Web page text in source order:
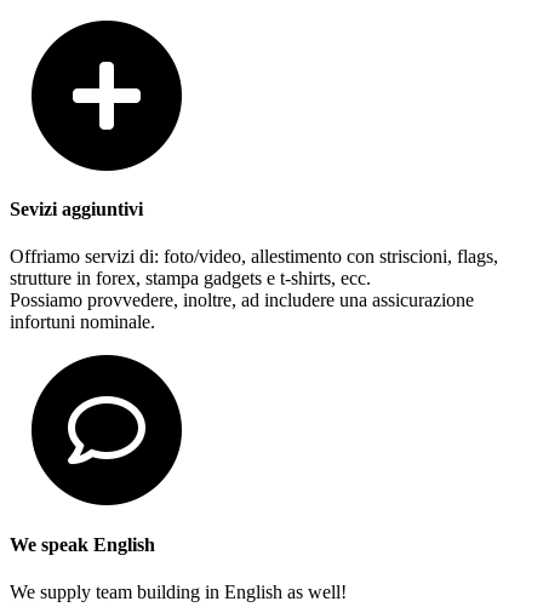
Sevizi aggiuntivi
Offriamo servizi di: foto/video, allestimento con striscioni, flags,
strutture in forex, stampa gadgets e t-shirts, ecc.
Possiamo provvedere, inoltre, ad includere una assicurazione
infortuni nominale.
We speak English
We supply team building in English as well!